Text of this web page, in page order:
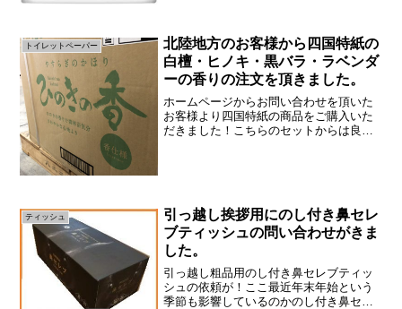
トイレットペーパー
北陸地方のお客様から四国特紙の
白檀・ヒノキ・黒バラ・ラベンダ
ーの香りの注文を頂きました。
ホームページからお問い合わせを頂いた
お客様より四国特紙の商品をご購入いた
だきました！こちらのセットからは良い
ティッシュ
引っ越し挨拶用にのし付き鼻セレ
ブティッシュの問い合わせがきま
した。
引っ越し粗品用のし付き鼻セレブティッ
シュの依頼が！ここ最近年末年始という
季節も影響しているのかのし付き鼻セレ